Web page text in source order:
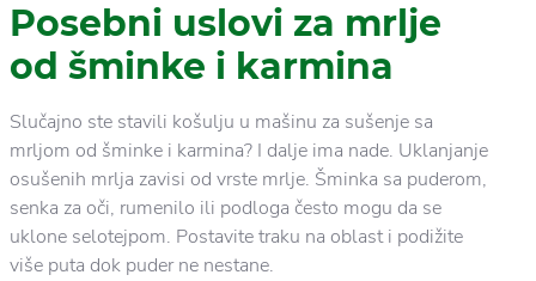
Posebni uslovi za mrlje
od šminke i karmina
Slučajno ste stavili košulju u mašinu za sušenje sa
mrljom od šminke i karmina? I dalje ima nade. Uklanjanje
osušenih mrlja zavisi od vrste mrlje. Šminka sa puderom,
senka za oči, rumenilo ili podloga često mogu da se
uklone selotejpom. Postavite traku na oblast i podižite
više puta dok puder ne nestane.